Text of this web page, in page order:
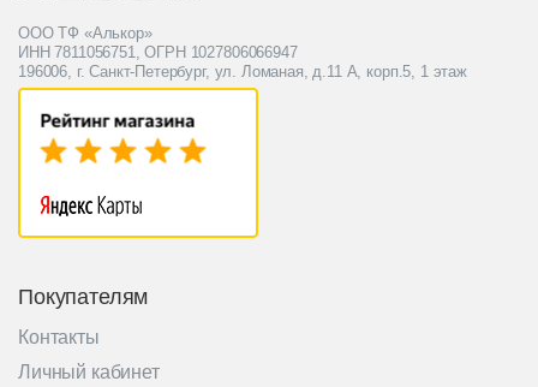
ООО ТФ «Алькор»
ИНН 7811056751, ОГРН 1027806066947
196006, г. Санкт-Петербург, ул. Ломаная, д.11 А, корп.5, 1 этаж
Покупателям
Контакты
Личный кабинет